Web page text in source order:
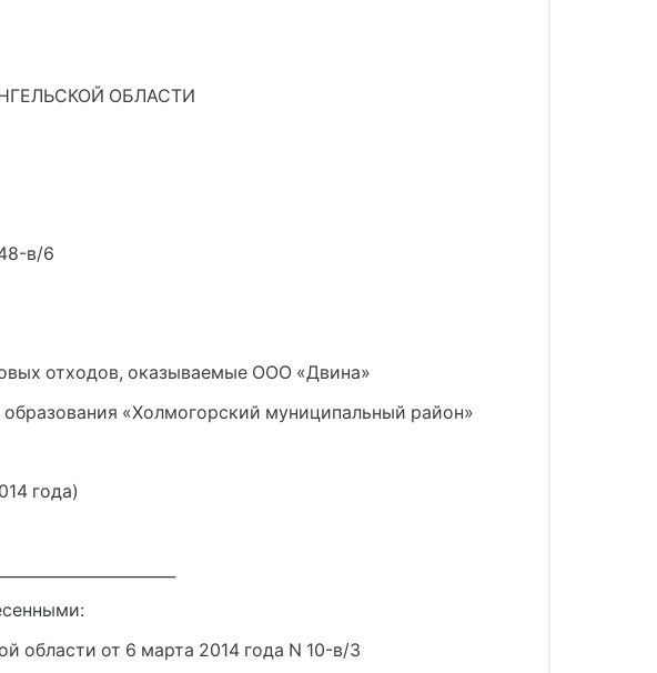
ОБЛАСТИ
в/6
отходов, оказываемые ООО «Двина»
«Холмогорский муниципальный район»
года)
области от 6 марта 2014 года N 10-в/3